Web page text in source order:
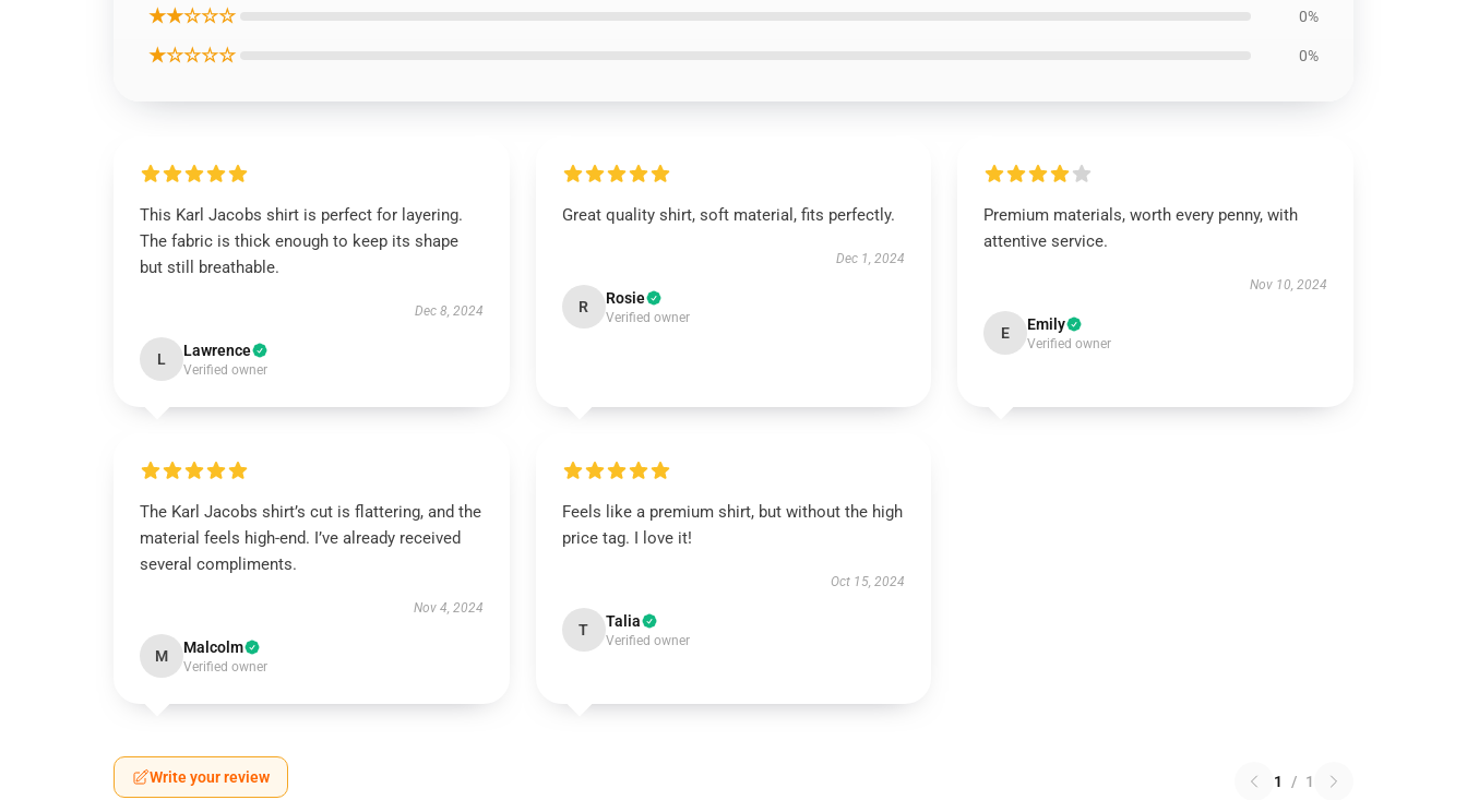
★★☆☆☆ 0%
★☆☆☆☆ 0%
This Karl Jacobs shirt is perfect for layering.
The fabric is thick enough to keep its shape
but still breathable.
Dec 8, 2024
L Lawrence
Verified owner
Great quality shirt, soft material, fits perfectly.
Dec 1, 2024
R Rosie
Verified owner
Premium materials, worth every penny, with
attentive service.
Nov 10, 2024
E Emily
Verified owner
The Karl Jacobs shirt’s cut is flattering, and the
material feels high-end. I’ve already received
several compliments.
Nov 4, 2024
M Malcolm
Verified owner
Feels like a premium shirt, but without the high
price tag. I love it!
Oct 15, 2024
T Talia
Verified owner
Write your review 1 / 1